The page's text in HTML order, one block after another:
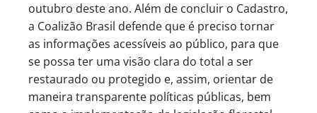
outubro deste ano. Além de concluir o Cadastro,
a Coalizão Brasil defende que é preciso tornar
as informações acessíveis ao público, para que
se possa ter uma visão clara do total a ser
restaurado ou protegido e, assim, orientar de
maneira transparente políticas públicas, bem